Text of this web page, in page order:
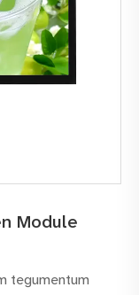
Module
tegumentum